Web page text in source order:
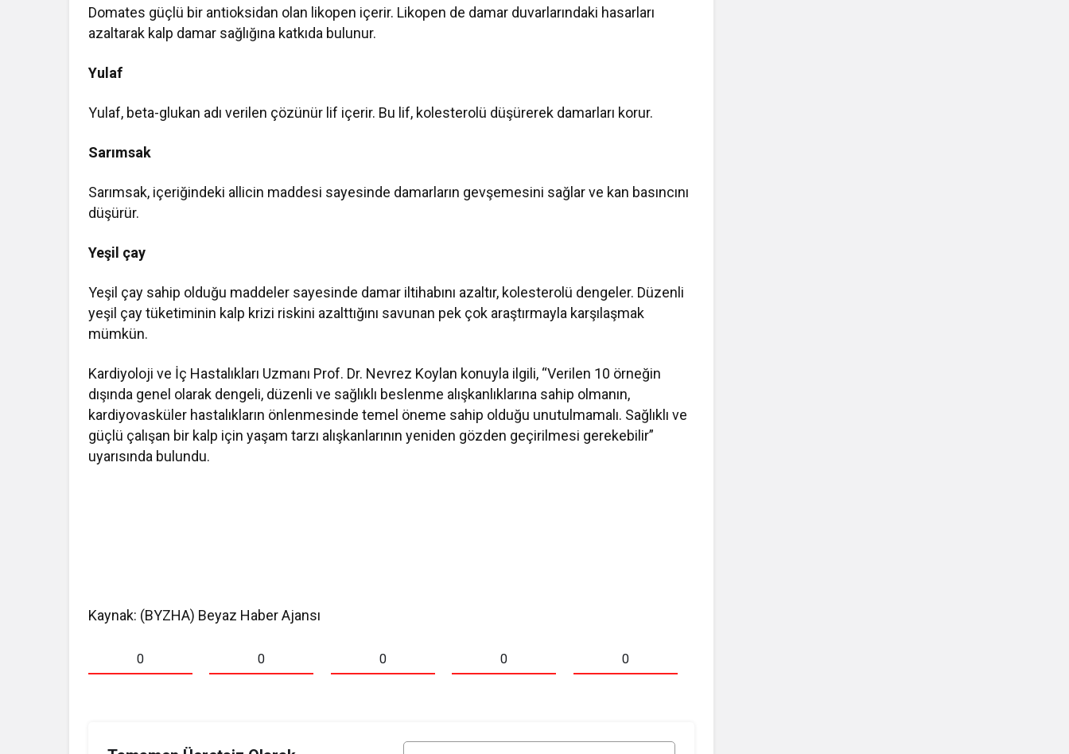
Domates güçlü bir antioksidan olan likopen içerir. Likopen de damar duvarlarındaki hasarları
azaltarak kalp damar sağlığına katkıda bulunur.
Yulaf
Yulaf, beta-glukan adı verilen çözünür lif içerir. Bu lif, kolesterolü düşürerek damarları korur.
Sarımsak
Sarımsak, içeriğindeki allicin maddesi sayesinde damarların gevşemesini sağlar ve kan basıncını
düşürür.
Yeşil çay
Yeşil çay sahip olduğu maddeler sayesinde damar iltihabını azaltır, kolesterolü dengeler. Düzenli
yeşil çay tüketiminin kalp krizi riskini azalttığını savunan pek çok araştırmayla karşılaşmak
mümkün.
Kardiyoloji ve İç Hastalıkları Uzmanı Prof. Dr. Nevrez Koylan konuyla ilgili, “Verilen 10 örneğin
dışında genel olarak dengeli, düzenli ve sağlıklı beslenme alışkanlıklarına sahip olmanın,
kardiyovasküler hastalıkların önlenmesinde temel öneme sahip olduğu unutulmamalı. Sağlıklı ve
güçlü çalışan bir kalp için yaşam tarzı alışkanlarının yeniden gözden geçirilmesi gerekebilir”
uyarısında bulundu.
Kaynak: (BYZHA) Beyaz Haber Ajansı
0 0 0 0 0